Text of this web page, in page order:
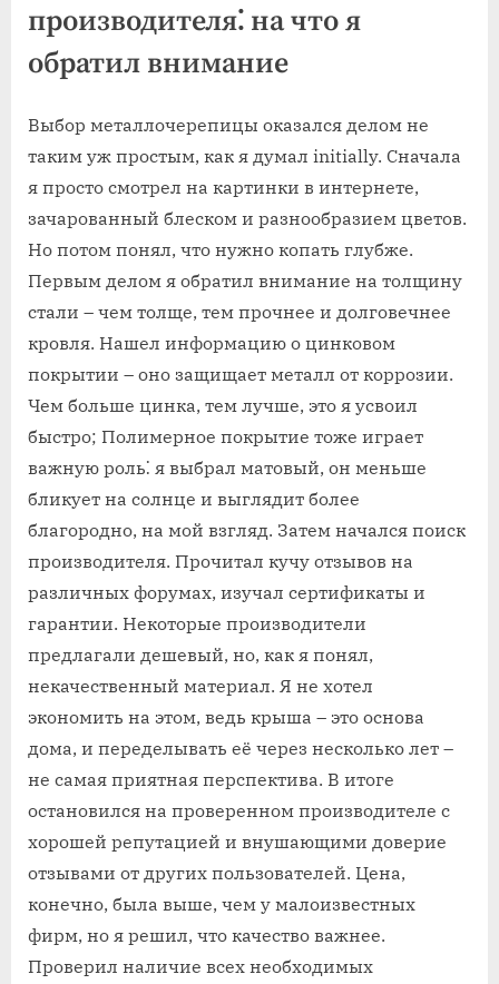
производителя⁚ на что я
обратил внимание
Выбор металлочерепицы оказался делом не
таким уж простым, как я думал initially. Сначала
я просто смотрел на картинки в интернете,
зачарованный блеском и разнообразием цветов.
Но потом понял, что нужно копать глубже.
Первым делом я обратил внимание на толщину
стали – чем толще, тем прочнее и долговечнее
кровля. Нашел информацию о цинковом
покрытии – оно защищает металл от коррозии.
Чем больше цинка, тем лучше, это я усвоил
быстро; Полимерное покрытие тоже играет
важную роль⁚ я выбрал матовый, он меньше
бликует на солнце и выглядит более
благородно, на мой взгляд. Затем начался поиск
производителя. Прочитал кучу отзывов на
различных форумах, изучал сертификаты и
гарантии. Некоторые производители
предлагали дешевый, но, как я понял,
некачественный материал. Я не хотел
экономить на этом, ведь крыша – это основа
дома, и переделывать её через несколько лет –
не самая приятная перспектива. В итоге
остановился на проверенном производителе с
хорошей репутацией и внушающими доверие
отзывами от других пользователей. Цена,
конечно, была выше, чем у малоизвестных
фирм, но я решил, что качество важнее.
Проверил наличие всех необходимых